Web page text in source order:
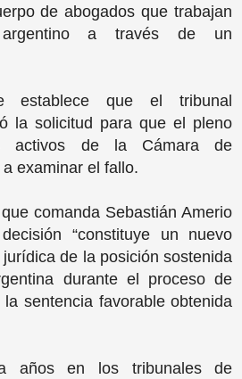
de abogados que trabajan
a través de un
que el tribunal
la solicitud para que el pleno
activos de la Cámara de
examinar el fallo.
comanda Sebastián Amerio
“constituye un nuevo
de la posición sostenida
durante el proceso de
sentencia favorable obtenida
años en los tribunales de